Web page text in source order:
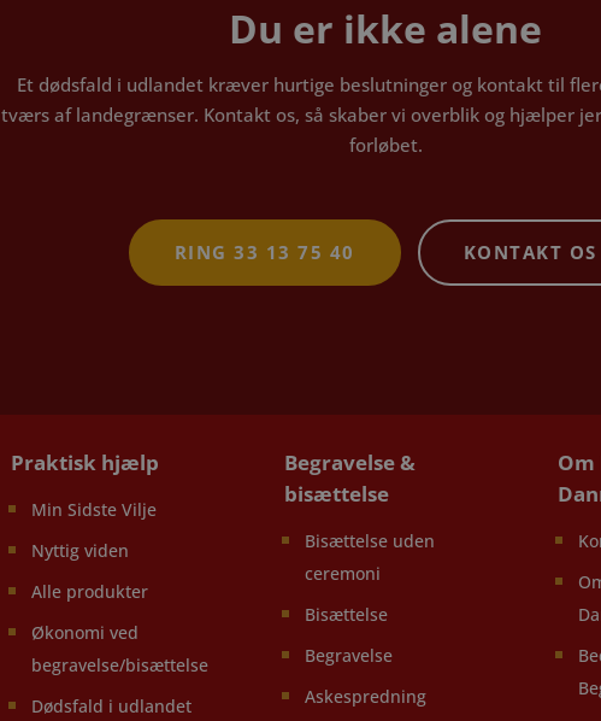
Du er ikke alene
Et dødsfald i udlandet kræver hurtige beslutninger og kontakt til
tværs af landegrænser. Kontakt os, så skaber vi overblik og hjælper
forløbet.
RING 33 13 75 40 KONTAKT OS
Praktisk hjælp
Min Sidste Vilje
Nyttig viden
Alle produkter
Økonomi ved
begravelse/bisættelse
Dødsfald i udlandet
Begravelse &
bisættelse
Bisættelse uden
ceremoni
Bisættelse
Begravelse
Askespredning
Om